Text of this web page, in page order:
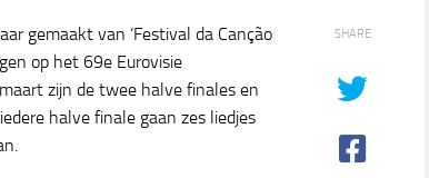
gemaakt van ‘Festival da Canção
op het 69e Eurovisie
zijn de twee halve finales en
halve finale gaan zes liedjes
SHARE